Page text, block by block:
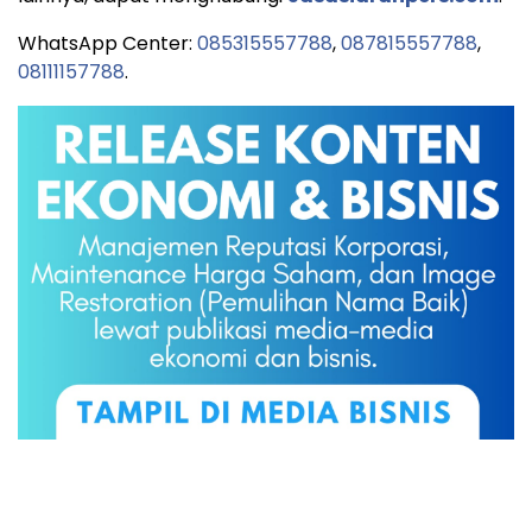
WhatsApp Center: 085315557788,087815557788,
08111157788.